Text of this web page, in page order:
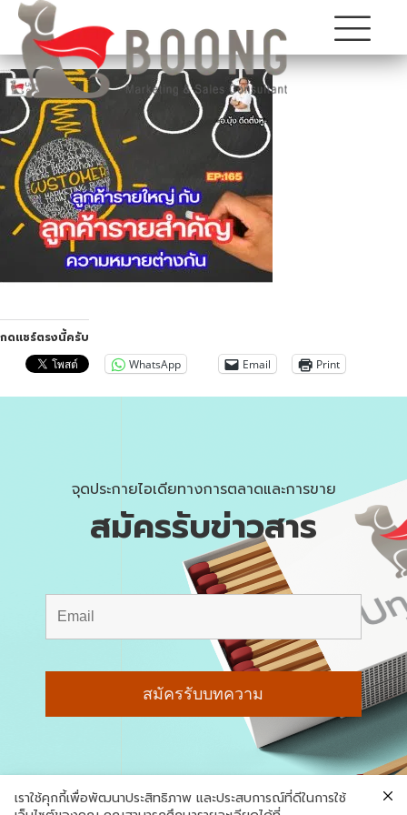
กดแชร์ตรงนี้ครับ
WhatsApp Email Print
จุดประกายไอเดียทางการตลาดและการขาย
สมัครรับข่าวสาร
เราใช้คุกกี้เพื่อพัฒนาประสิทธิภาพ และประสบการณ์ที่ดีในการใช้